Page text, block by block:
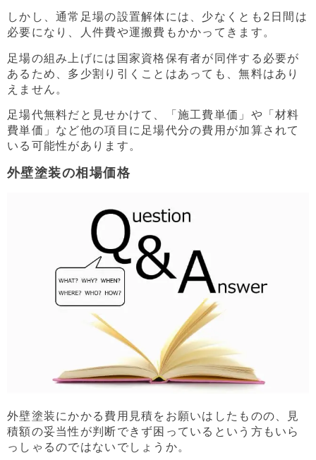
しかし、通常足場の設置解体には、少なくとも2日間は
必要になり、人件費や運搬費もかかってきます。
足場の組み上げには国家資格保有者が同伴する必要が
あるため、多少割り引くことはあっても、無料はあり
えません。
足場代無料だと見せかけて、「施工費単価」や「材料
費単価」など他の項目に足場代分の費用が加算されて
いる可能性があります。
外壁塗装の相場価格
外壁塗装にかかる費用見積をお願いはしたものの、見
積額の妥当性が判断できず困っているという方もいら
っしゃるのではないでしょうか。